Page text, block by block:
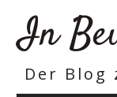
In
Der